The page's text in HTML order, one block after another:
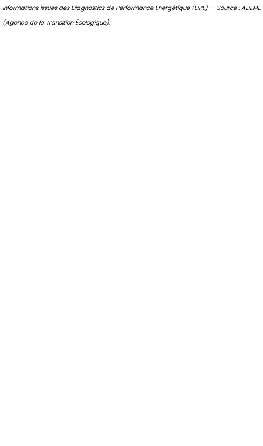
Informations issues des Diagnostics de Performance Énergétique (DPE) — Source : ADEME
(Agence de la Transition Écologique).